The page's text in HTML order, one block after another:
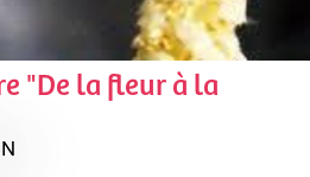
"De la fleur à la